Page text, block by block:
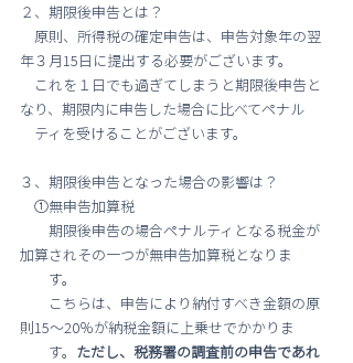
２、期限後申告とは？
原則、所得税の確定申告は、申告対象年の翌
年３月15日に提出する必要がございます。
これを１日でも過ぎてしまうと期限後申告と
なり、期限内に申告した場合に比べてペナル
ティを受けることがございます。
３、期限後申告となった場合の影響は？
①無申告加算税
期限後申告の場合ペナルティとなる税金が
加算されその一つが無申告加算税となりま
す。
こちらは、申告により納付すべき金額の原
則15～20％が納税金額に上乗せでかかりま
す。 ただし、税務署の調査前の申告であれ